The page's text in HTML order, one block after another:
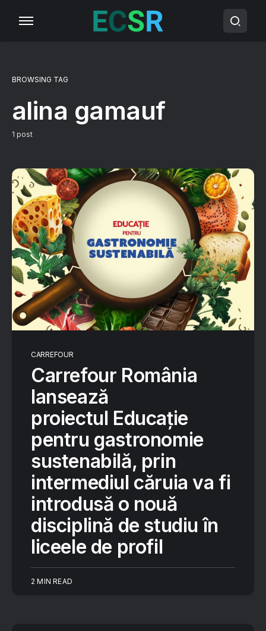
BROWSING TAG
alina gamauf
1 post
CARREFOUR
Carrefour România
lansează
proiectul Educație
pentru gastronomie
sustenabilă, prin
intermediul căruia va fi
introdusă o nouă
disciplină de studiu în
liceele de profil
2 MIN READ